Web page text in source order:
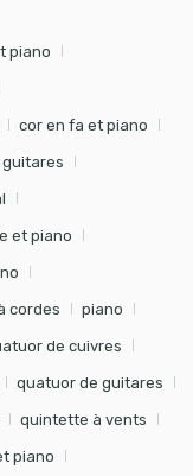
piano
cor en fa et piano
et piano
cordes piano
de cuivres
quatuor de guitares
quintette à vents
piano